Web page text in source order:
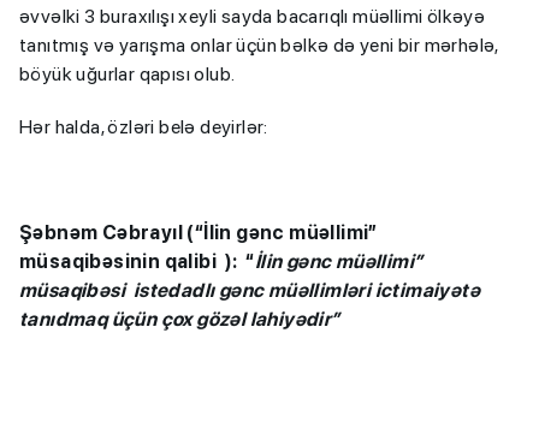
əvvəlki 3 buraxılışı xeyli sayda bacarıqlı müəllimi ölkəyə
tanıtmış və yarışma onlar üçün bəlkə də yeni bir mərhələ,
böyük uğurlar qapısı olub.
Hər halda, özləri belə deyirlər:
Şəbnəm Cəbrayıl (“İlin gənc müəllimi”
müsaqibəsinin qalibi ): “İlin gənc müəllimi”
müsaqibəsi istedadlı gənc müəllimləri ictimaiyətə
tanıdmaq üçün çox gözəl lahiyədir”